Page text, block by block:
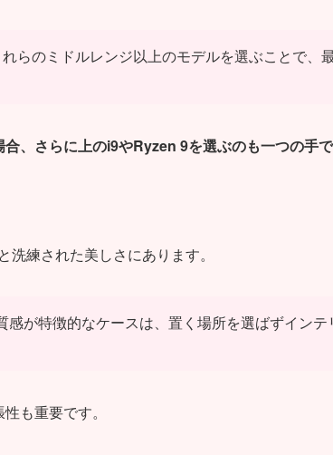
らのミドルレンジ以上のモデルを選ぶことで、
、さらに上のi9やRyzen 9を選ぶのも一つの手で
練された美しさにあります。
が特徴的なケースは、置く場所を選ばずイン
も重要です。